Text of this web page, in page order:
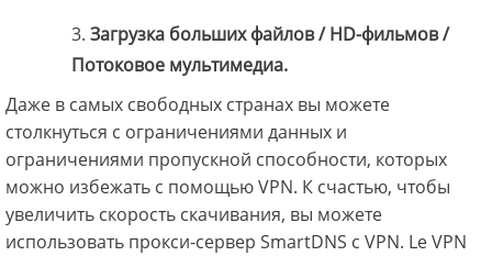
Загрузка больших файлов / HD-фильмов /
Потоковое мультимедиа.
Даже в самых свободных странах вы можете
столкнуться с ограничениями данных и
ограничениями пропускной способности, которых
можно избежать с помощью VPN. К счастью, чтобы
увеличить скорость скачивания, вы можете
использовать прокси-сервер SmartDNS с VPN. Le VPN